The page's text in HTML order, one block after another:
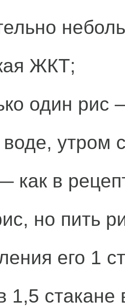
ЖКТ;
один рис
утром
как в
но пить
его 1
1,5